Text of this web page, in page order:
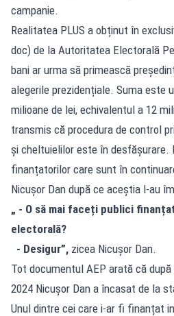
campanie.
Realitatea PLUS a obținut în
doc) de la Autoritatea Electorală
bani ar urma să primească
alegerile prezidențiale. Suma este
milioane de lei, echivalentul a 12
transmis că procedura de control
și cheltuielilor este în desfășurare.
finanțatorilor care sunt în
Nicușor Dan după ce aceștia l-au
„ - O să mai faceți publici
electorală?
- Desigur”, zicea Nicușor Dan.
Tot documentul AEP arată că
2024 Nicușor Dan a încasat de la
Unul dintre cei care i-ar fi finanțat